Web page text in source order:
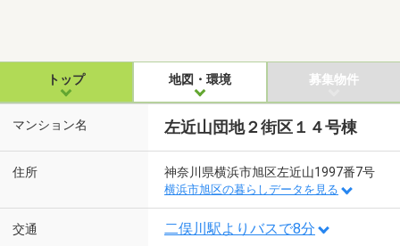
トップ 地図・環境 募集物件
マンション名 左近山団地２街区１４号棟
住所 神奈川県横浜市旭区左近山1997番7号
横浜市旭区の暮らしデータを見る
交通 二俣川駅よりバスで8分